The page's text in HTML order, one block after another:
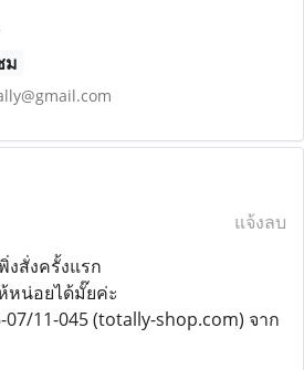
ม
แจ้งลบ
งสั่งครั้งแรก
หน่อยได้มั๊ยค่ะ
11-045 (totally-shop.com) จาก